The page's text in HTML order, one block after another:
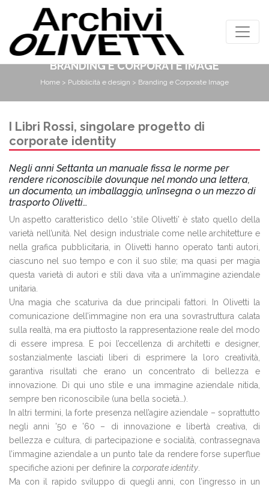
BRANDING E CORPORATE IMAGE
Home > Pubblicità e design > Branding e Corporate Image
I Libri Rossi, singolare progetto di
corporate identity
Negli anni Settanta un manuale fissa le norme per
rendere riconoscibile dovunque nel mondo una lettera,
un documento, un imballaggio, un’insegna o un mezzo di
trasporto Olivetti…
Un aspetto caratteristico dello ‘stile Olivetti’ è stato quello della
varietà nell’unità. Nel design industriale come nelle architetture e
nella grafica pubblicitaria, in Olivetti hanno operato tanti autori,
ciascuno nel suo tempo e con il suo stile; ma quasi per magia
questa varietà di autori e stili dava vita a un’immagine aziendale
unitaria.
Una magia che scaturiva da due principali fattori. In Olivetti la
comunicazione dell’immagine non era una sovrastruttura calata
sulla realtà, ma era piuttosto la rappresentazione reale del modo
di essere impresa. E poi l’eccellenza di architetti e designer,
sostanzialmente lasciati liberi di esprimere la loro creatività,
garantiva risultati che erano un concentrato di bellezza e
innovazione. Di qui uno stile e una immagine aziendale nitida,
sempre ben riconoscibile (una bella società…).
In altri termini, la forte presenza nell’agire aziendale – soprattutto
negli anni ’50 e ’60 – di innovazione e libertà creativa, di
bellezza e cultura, di partecipazione e socialità, contrassegnava
l’immagine aziendale a un punto tale da rendere forse superflue
specifiche azioni per definire la corporate identity
Ma con il rapido sviluppo di quegli anni, con l’ingresso in un